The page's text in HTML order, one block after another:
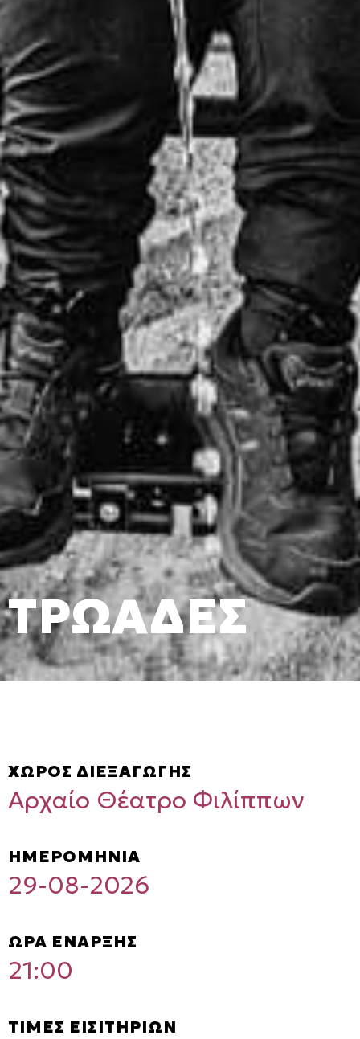
ΤΡΩΑΔΕΣ
ΧΩΡΟΣ ΔΙΕΞΑΓΩΓΗΣ
Αρχαίο Θέατρο Φιλίππων
ΗΜΕΡΟΜΗΝΙΑ
29-08-2026
ΩΡΑ ΕΝΑΡΞΗΣ
21:00
ΤΙΜΕΣ ΕΙΣΙΤΗΡΙΩΝ